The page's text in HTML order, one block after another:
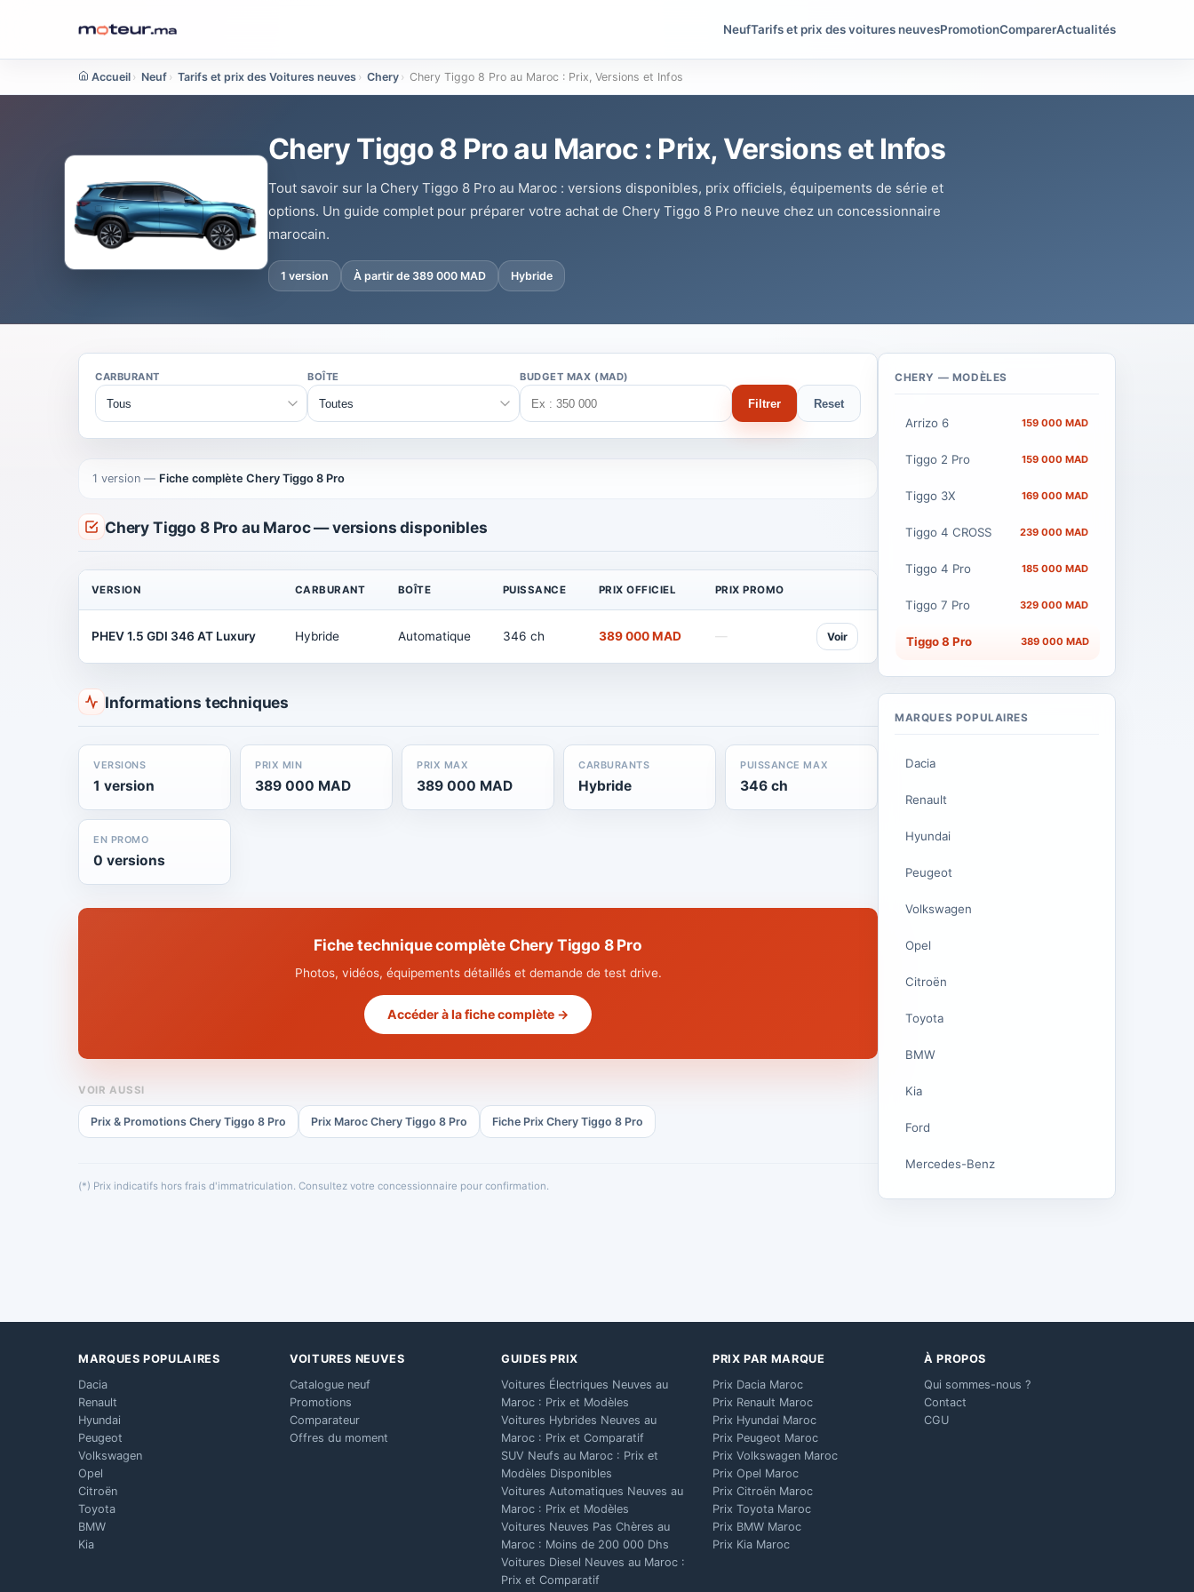
NeufTarifs et prix des voitures neuvesPromotionComparerActualités
Accueil › Neuf › Tarifs et prix des Voitures neuves › Chery › Chery Tiggo 8 Pro au Maroc : Prix, Versions et Infos
Chery Tiggo 8 Pro au Maroc : Prix, Versions et Infos
Tout savoir sur la Chery Tiggo 8 Pro au Maroc : versions disponibles, prix officiels, équipements de série et
options. Un guide complet pour préparer votre achat de Chery Tiggo 8 Pro neuve chez un concessionnaire
marocain.
1 version À partir de 389 000 MAD Hybride
CARBURANT BOÎTE BUDGET MAX (MAD)
Filtrer Reset
1 version — Fiche complète Chery Tiggo 8 Pro
Chery Tiggo 8 Pro au Maroc — versions disponibles
VERSION CARBURANT BOÎTE PUISSANCE PRIX OFFICIEL PRIX PROMO
PHEV 1.5 GDI 346 AT Luxury Hybride Automatique 346 ch 389 000 MAD — Voir
Informations techniques
VERSIONS
1 version
PRIX MIN
389 000 MAD
PRIX MAX
389 000 MAD
CARBURANTS
Hybride
PUISSANCE MAX
346 ch
EN PROMO
0 versions
Fiche technique complète Chery Tiggo 8 Pro
Photos, vidéos, équipements détaillés et demande de test drive.
Accéder à la fiche complète →
VOIR AUSSI
Prix & Promotions Chery Tiggo 8 Pro Prix Maroc Chery Tiggo 8 Pro Fiche Prix Chery Tiggo 8 Pro
(*) Prix indicatifs hors frais d'immatriculation. Consultez votre concessionnaire pour confirmation.
CHERY — MODÈLES
Arrizo 6 159 000 MAD
Tiggo 2 Pro 159 000 MAD
Tiggo 3X 169 000 MAD
Tiggo 4 CROSS 239 000 MAD
Tiggo 4 Pro 185 000 MAD
Tiggo 7 Pro 329 000 MAD
Tiggo 8 Pro 389 000 MAD
MARQUES POPULAIRES
Dacia
Renault
Hyundai
Peugeot
Volkswagen
Opel
Citroën
Toyota
BMW
Kia
Ford
Mercedes-Benz
MARQUES POPULAIRES
Dacia
Renault
Hyundai
Peugeot
Volkswagen
Opel
Citroën
Toyota
BMW
Kia
VOITURES NEUVES
Catalogue neuf
Promotions
Comparateur
Offres du moment
GUIDES PRIX
Voitures Électriques Neuves au
Maroc : Prix et Modèles
Voitures Hybrides Neuves au
Maroc : Prix et Comparatif
SUV Neufs au Maroc : Prix et
Modèles Disponibles
Voitures Automatiques Neuves au
Maroc : Prix et Modèles
Voitures Neuves Pas Chères au
Maroc : Moins de 200 000 Dhs
Voitures Diesel Neuves au Maroc :
Prix et Comparatif
PRIX PAR MARQUE
Prix Dacia Maroc
Prix Renault Maroc
Prix Hyundai Maroc
Prix Peugeot Maroc
Prix Volkswagen Maroc
Prix Opel Maroc
Prix Citroën Maroc
Prix Toyota Maroc
Prix BMW Maroc
Prix Kia Maroc
À PROPOS
Qui sommes-nous ?
Contact
CGU